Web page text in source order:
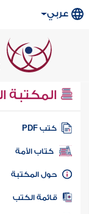
عربي
المكتبة
كتب PDF
كتاب الأمة
المكتبة